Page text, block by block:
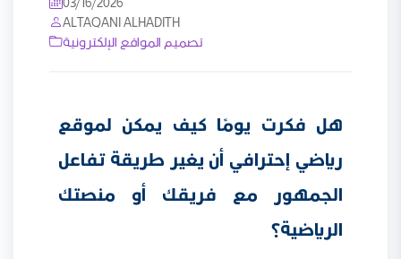
ALTAQANI ALHADITH
تصميم المواقع الإلكترونية
هل فكرت يومًا كيف يمكن لموقع
رياضي إحترافي أن يغير طريقة تفاعل
الجمهور مع فريقك أو منصتك
الرياضية؟